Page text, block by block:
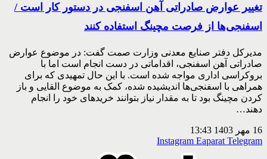
تغییر عوارض صادراتی آهن اسفنجی در دستور کار است /
اسفنجی‌ها از فرصت مچینگ استفاده کنند
مدیرکل دفتر صنایع معدنی وزارت صمت گفت: در موضوع عوارض
صادراتی آهن اسفنجی، اقداماتی در دست انجام است اما با
بروکراسی اداری مواجه شده است. با این حال تمهیدی که برای
همراهی با اسفنجی‌ها اندیشیده شده، کمک به موضوع القایی و باز
کردن مچینگ بود تا به مقدار نیاز بتوانند خریدهای خود را انجام
دهند…
16 مهر 1403
13:43
Instagram Eaparat Telegram